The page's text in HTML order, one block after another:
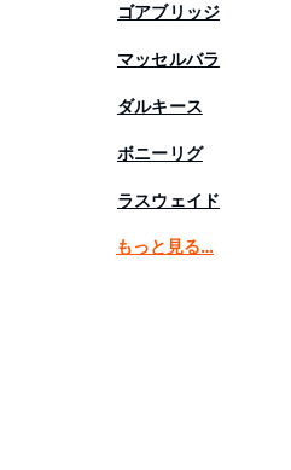
ゴアブリッジ
マッセルバラ
ダルキース
ボニーリグ
ラスウェイド
もっと見る…